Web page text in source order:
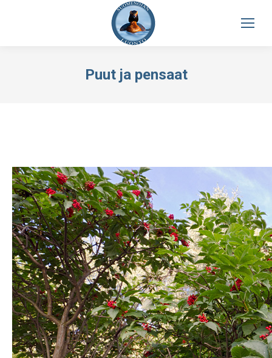
Puut ja pensaat